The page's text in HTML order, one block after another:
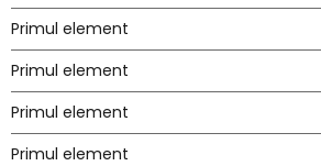
Primul element
Primul element
Primul element
Primul element